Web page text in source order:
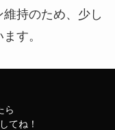
持のため、少し
す。
ら
てね！